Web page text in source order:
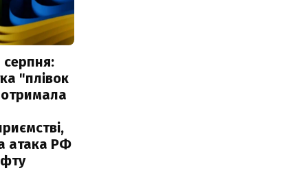
"плівок
атака РФ